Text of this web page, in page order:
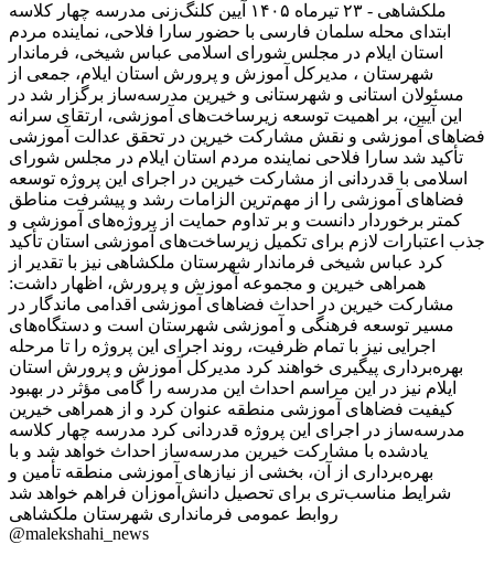
ملکشاهی - ۲۳ تیرماه ۱۴۰۵ آیین کلنگ‌زنی مدرسه چهار کلاسه
ابتدای محله سلمان فارسی با حضور سارا فلاحی، نماینده مردم
استان ایلام در مجلس شورای اسلامی عباس شیخی، فرماندار
شهرستان ، مدیرکل آموزش و پرورش استان ایلام، جمعی از
مسئولان استانی و شهرستانی و خیرین مدرسه‌ساز برگزار شد در
این آیین، بر اهمیت توسعه زیرساخت‌های آموزشی، ارتقای سرانه
فضاهای آموزشی و نقش مشارکت خیرین در تحقق عدالت آموزشی
تأکید شد سارا فلاحی نماینده مردم استان ایلام در مجلس شورای
اسلامی با قدردانی از مشارکت خیرین در اجرای این پروژه توسعه
فضاهای آموزشی را از مهم‌ترین الزامات رشد و پیشرفت مناطق
کمتر برخوردار دانست و بر تداوم حمایت از پروژه‌های آموزشی و
جذب اعتبارات لازم برای تکمیل زیرساخت‌های آموزشی استان تأکید
کرد عباس شیخی فرماندار شهرستان ملکشاهی نیز با تقدیر از
همراهی خیرین و مجموعه آموزش و پرورش، اظهار داشت:
مشارکت خیرین در احداث فضاهای آموزشی اقدامی ماندگار در
مسیر توسعه فرهنگی و آموزشی شهرستان است و دستگاه‌های
اجرایی نیز با تمام ظرفیت، روند اجرای این پروژه را تا مرحله
بهره‌برداری پیگیری خواهند کرد مدیرکل آموزش و پرورش استان
ایلام نیز در این مراسم احداث این مدرسه را گامی مؤثر در بهبود
کیفیت فضاهای آموزشی منطقه عنوان کرد و از همراهی خیرین
مدرسه‌ساز در اجرای این پروژه قدردانی کرد مدرسه چهار کلاسه
یادشده با مشارکت خیرین مدرسه‌ساز احداث خواهد شد و با
بهره‌برداری از آن، بخشی از نیازهای آموزشی منطقه تأمین و
شرایط مناسب‌تری برای تحصیل دانش‌آموزان فراهم خواهد شد
روابط عمومی فرمانداری شهرستان ملکشاهی
@malekshahi_news